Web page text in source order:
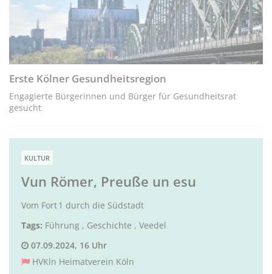
Erste Kölner Gesundheitsregion
Engagierte Bürgerinnen und Bürger für Gesundheitsrat
gesucht
KULTUR
Vun Römer, Preuße un esu
Vom Fort 1 durch die Südstadt
Tags: Führung , Geschichte , Veedel
07.09.2024, 16 Uhr
HVKln Heimatverein Köln